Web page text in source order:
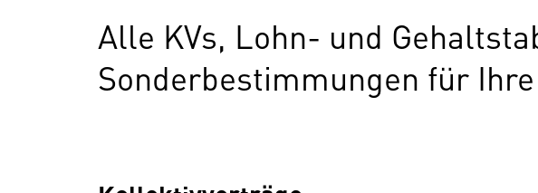
Alle KVs, Lohn- und
Sonderbestimmungen für